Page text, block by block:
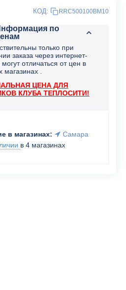
КОД: RRC500100BM10
по
только при
заказа через интернет-
отличаться от цен в
магазинах .
ЦЕНА ДЛЯ
КЛУБА ТЕПЛОСИТИ!
в магазинах:
Самара
в 4 магазинах